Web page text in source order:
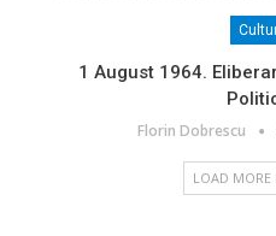
1 August 1964.
Florin Dobrescu
LOAD MORE